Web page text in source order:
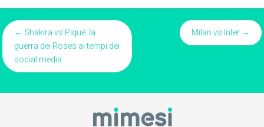
Posts
navigation
← Shakira vs Piqué: la
guerra dei Roses ai tempi dei
social media
Milan vs Inter →